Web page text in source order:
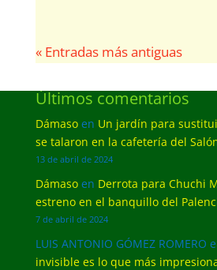
« Entradas más antiguas
Últimos comentarios
Dámasoen Un jardín para
se talaron en la cafetería del
13 de abril de 2024
Dámasoen Derrota para Chuchi
estreno en el banquillo del
7 de abril de 2024
LUIS ANTONIO GÓMEZ ROMERO
invisible es lo que más